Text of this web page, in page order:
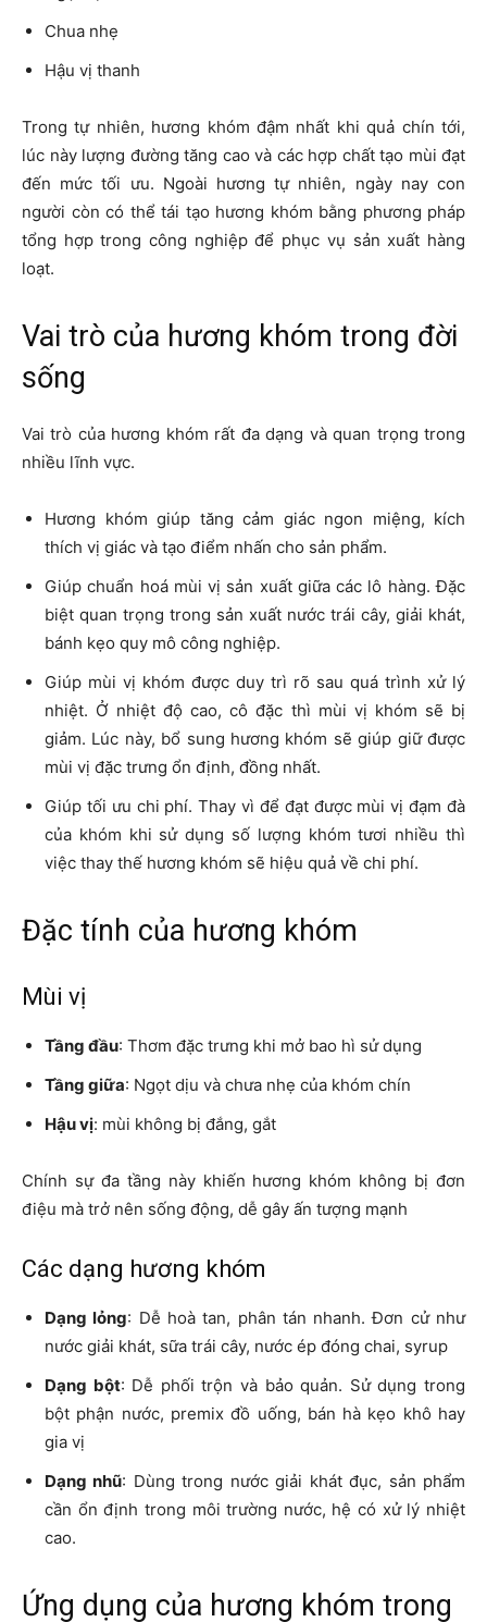
Chua nhẹ
Hậu vị thanh
Trong tự nhiên, hương khóm đậm nhất khi quả chín tới,
lúc này lượng đường tăng cao và các hợp chất tạo mùi đạt
đến mức tối ưu. Ngoài hương tự nhiên, ngày nay con
người còn có thể tái tạo hương khóm bằng phương pháp
tổng hợp trong công nghiệp để phục vụ sản xuất hàng
loạt.
Vai trò của hương khóm trong đời
sống
Vai trò của hương khóm rất đa dạng và quan trọng trong
nhiều lĩnh vực.
Hương khóm giúp tăng cảm giác ngon miệng, kích
thích vị giác và tạo điểm nhấn cho sản phẩm.
Giúp chuẩn hoá mùi vị sản xuất giữa các lô hàng. Đặc
biệt quan trọng trong sản xuất nước trái cây, giải khát,
bánh kẹo quy mô công nghiệp.
Giúp mùi vị khóm được duy trì rõ sau quá trình xử lý
nhiệt. Ở nhiệt độ cao, cô đặc thì mùi vị khóm sẽ bị
giảm. Lúc này, bổ sung hương khóm sẽ giúp giữ được
mùi vị đặc trưng ổn định, đồng nhất.
Giúp tối ưu chi phí. Thay vì để đạt được mùi vị đạm đà
của khóm khi sử dụng số lượng khóm tươi nhiều thì
việc thay thế hương khóm sẽ hiệu quả về chi phí.
Đặc tính của hương khóm
Mùi vị
Tầng đầu: Thơm đặc trưng khi mở bao hì sử dụng
Tầng giữa: Ngọt dịu và chưa nhẹ của khóm chín
Hậu vị: mùi không bị đắng, gắt
Chính sự đa tầng này khiến hương khóm không bị đơn
điệu mà trở nên sống động, dễ gây ấn tượng mạnh
Các dạng hương khóm
Dạng lỏng: Dễ hoà tan, phân tán nhanh. Đơn cử như
nước giải khát, sữa trái cây, nước ép đóng chai, syrup
Dạng bột: Dễ phối trộn và bảo quản. Sử dụng trong
bột phận nước, premix đồ uống, bán hà kẹo khô hay
gia vị
Dạng nhũ: Dùng trong nước giải khát đục, sản phẩm
cần ổn định trong môi trường nước, hệ có xử lý nhiệt
cao.
Ứng dụng của hương khóm trong